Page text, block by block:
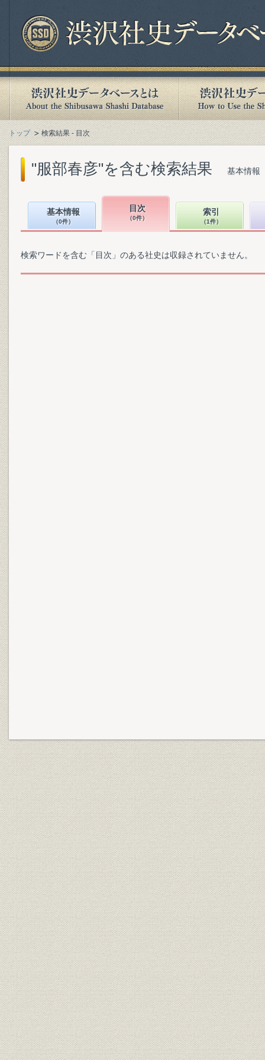
トップ 検索結果 - 目次
"服部春彦"を含む検索結果 基本情報
基本情報
（0件）
目次
（0件）
索引
（1件）
検索ワードを含む「目次」のある社史は収録されていません。